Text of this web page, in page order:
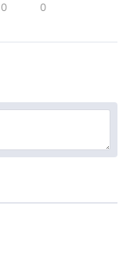
0 0